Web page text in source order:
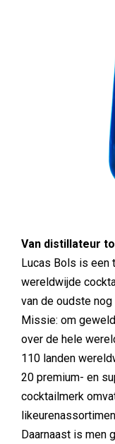
Van distillateur
Lucas Bols is een
wereldwijde
van de oudste
Missie: om
over de hele
110 landen
20 premium- en
cocktailmerk
Daarnaast is men